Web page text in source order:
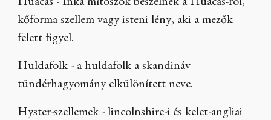
Huacas - Inka mítoszok beszélnek a Huacas-ról,
kőforma szellem vagy isteni lény, aki a mezők
felett figyel.
Huldafolk - a huldafolk a skandináv
tündérhagyomány elkülönített neve.
Hyster-szellemek - lincolnshire-i és kelet-angliai